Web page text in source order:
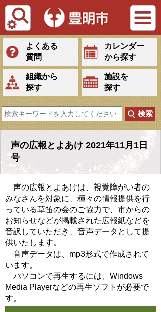
Tiếng Việt
よくある
質問
カレンダー
から探す
組織から
探す
施設を
探す
声の広報とよあけ 2021年11月1日
号
声の広報とよあけは、視覚障がい者の
みなさんを対象に、種々の情報提供を行
っている草笛の会のご協力で、市からの
お知らせなどが掲載された広報紙などを
音訳していただき、音声データとして提
供いたします。
音声データは、mp3形式で作成されて
います。
パソコンで再生するには、Windows
Media Playerなどの再生ソフトが必要で
す。